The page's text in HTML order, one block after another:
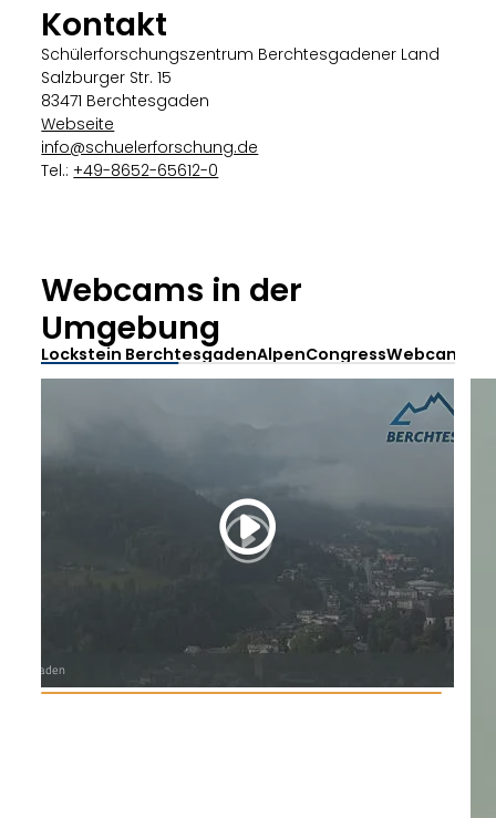
Kontakt
Schülerforschungszentrum Berchtesgadener Land
Salzburger Str. 15
83471 Berchtesgaden
Webseite
info@schuelerforschung.de
Tel.:+49-8652-65612-0
Webcams in der
Umgebung
Lockstein BerchtesgadenAlpenCongressWebcam